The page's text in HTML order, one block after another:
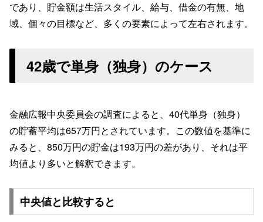
であり、貯金額は生活スタイル、給与、借金の有無、地
域、個々の目標など、多くの要素によって左右されます。
42歳で単身（独身）のケース
金融広報中央委員会の調査によると、40代単身（独身）
の貯蓄平均は657万円とされています。この数値を基準に
みると、850万円の貯金は193万円の差があり、それは平
均値より多いと解釈できます。
中央値と比較すると